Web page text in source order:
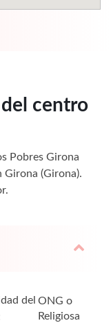
centro
Pobres Girona
Girona (Girona).
del ONG o
Religiosa